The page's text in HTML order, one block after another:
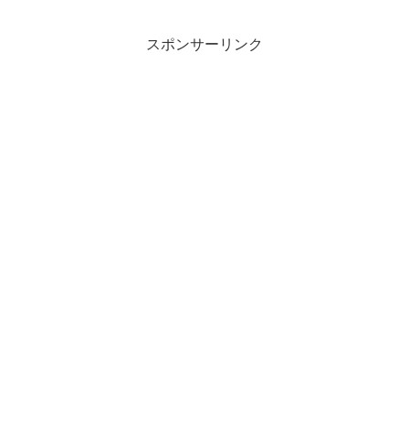
スポンサーリンク